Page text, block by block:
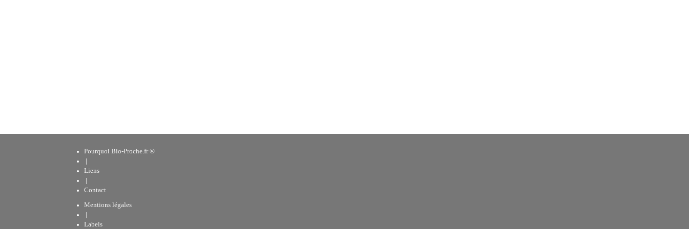
Pourquoi Bio-Proche.fr ®
Liens
Contact
Mentions légales
Labels